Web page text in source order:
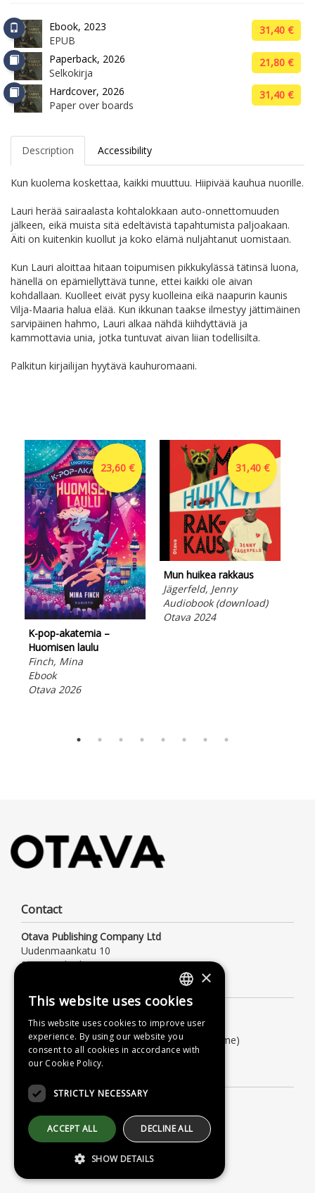
Ebook, 2023
EPUB
31,40 €
Paperback, 2026
Selkokirja
21,80 €
Hardcover, 2026
Paper over boards
31,40 €
Description Accessibility
Kun kuolema koskettaa, kaikki muuttuu. Hiipivää kauhua nuorille.
Lauri herää sairaalasta kohtalokkaan auto-onnettomuuden
jälkeen, eikä muista sitä edeltävistä tapahtumista paljoakaan.
Äiti on kuitenkin kuollut ja koko elämä nuljahtanut uomistaan.
Kun Lauri aloittaa hitaan toipumisen pikkukylässä tätinsä luona,
hänellä on epämiellyttävä tunne, ettei kaikki ole aivan
kohdallaan. Kuolleet eivät pysy kuolleina eikä naapurin kaunis
Vilja-Maaria halua elää. Kun ikkunan taakse ilmestyy jättimäinen
sarvipäinen hahmo, Lauri alkaa nähdä kiihdyttäviä ja
kammottavia unia, jotka tuntuvat aivan liian todellisilta.
Palkitun kirjailijan hyytävä kauhuromaani.
23,60 €
K-pop-akatemia –
Huomisen laulu
Finch, Mina
Ebook
Otava 2026
31,40 €
Mun huikea rakkaus
Jägerfeld, Jenny
Audiobook (download)
Otava 2024
Contact
Otava Publishing Company Ltd
Uudenmaankatu 10
00120 Helsinki
Tel. +358 (0)9 156 6800
(local/mobile network charge, also waiting time)
asiakaspalvelu@otava.fi
Terms of delivery
Instructions
Privacy Policy
Accessibility Statement
FINNISH
SWEDISH
ENGLISH
×
This website uses cookies
This website uses cookies to improve user
experience. By using our website you
consent to all cookies in accordance with
our Cookie Policy.
STRICTLY NECESSARY
ACCEPT ALL DECLINE ALL
SHOW DETAILS